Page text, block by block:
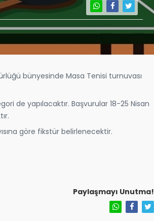
bünyesinde Masa Tenisi turnuvası
de yapılacaktır. Başvurular 18-25 Nisan
göre fikstür belirlenecektir.
Paylaşmayı Unutma!